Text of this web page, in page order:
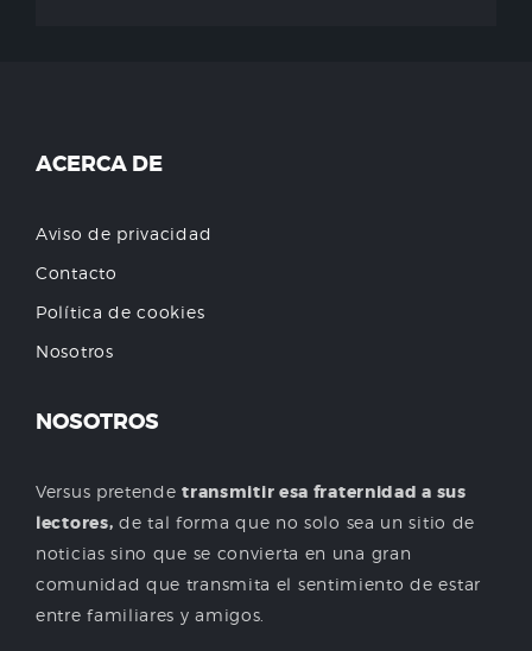
ACERCA DE
Aviso de privacidad
Contacto
Política de cookies
Nosotros
NOSOTROS
Versus pretendetransmitir esa fraternidad a sus
lectores, de tal forma que no solo sea un sitio de
noticias sino que se convierta en una gran
comunidad que transmita el sentimiento de estar
entre familiares y amigos.